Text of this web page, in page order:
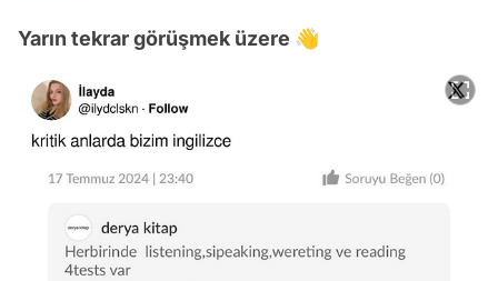
Yarın tekrar görüşmek üzere 👋